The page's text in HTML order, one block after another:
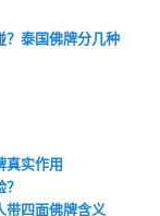
？泰国佛牌分几种
真实作用
带四面佛牌含义